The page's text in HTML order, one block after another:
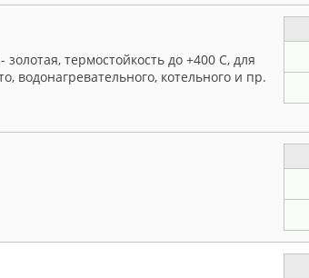
термостойкость до +400 С, для
водонагревательного, котельного и пр.